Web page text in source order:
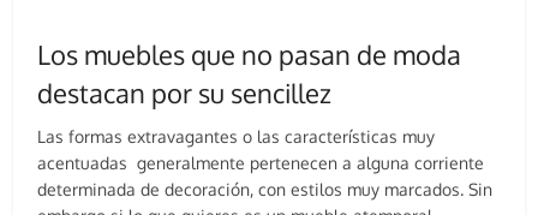
Los muebles que no pasan de moda
destacan por su sencillez
Las formas extravagantes o las características muy
acentuadas generalmente pertenecen a alguna corriente
determinada de decoración, con estilos muy marcados. Sin